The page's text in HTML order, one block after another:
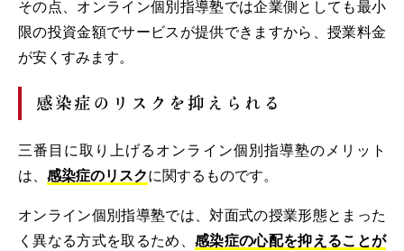
その点、オンライン個別指導塾では企業側としても最小
限の投資金額でサービスが提供できますから、授業料金
が安くすみます。
感染症のリスクを抑えられる
三番目に取り上げるオンライン個別指導塾のメリット
は、 感染症のリスクに関するものです。
オンライン個別指導塾では、対面式の授業形態とまった
く異なる方式を取るため、 感染症の心配を抑えることが